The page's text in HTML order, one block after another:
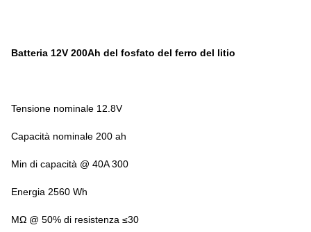
Batteria 12V 200Ah del fosfato del ferro del litio
Tensione nominale 12.8V
Capacità nominale 200 ah
Min di capacità @ 40A 300
Energia 2560 Wh
MΩ @ 50% di resistenza ≤30